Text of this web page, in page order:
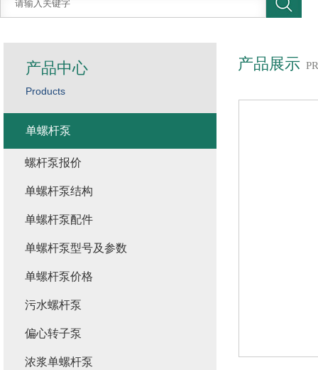
产品展示
产品中心
Products
单螺杆泵
螺杆泵报价
单螺杆泵结构
单螺杆泵配件
单螺杆泵型号及参数
单螺杆泵价格
污水螺杆泵
偏心转子泵
浓浆单螺杆泵